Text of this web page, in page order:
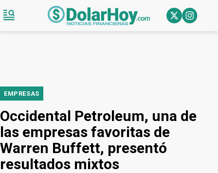
EMPRESAS
Occidental Petroleum, una de
las empresas favoritas de
Warren Buffett, presentó
resultados mixtos